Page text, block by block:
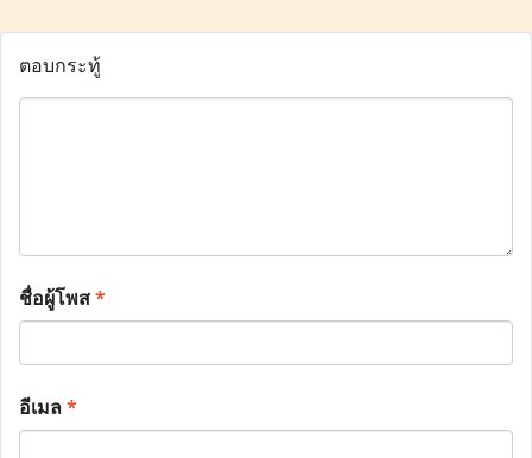
ตอบกระทู้
ชื่อผู้โพส*
อีเมล*